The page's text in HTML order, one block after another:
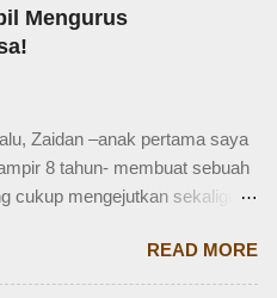
Mengurus
Zaidan –anak pertama saya
8 tahun- membuat sebuah
cukup mengejutkan sekaligus
kakak kecil, kakak pernah
sama mba. Waktu itu
READ MORE